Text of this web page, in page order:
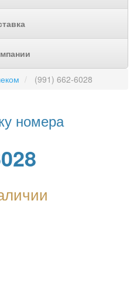
(991) 662-6028
номера